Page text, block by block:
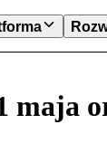
Cennika